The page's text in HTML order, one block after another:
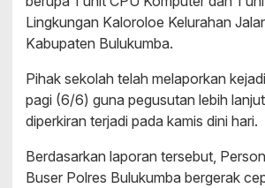
Lingkungan Kaloroloe Kelurahan
Kabupaten Bulukumba.
Pihak sekolah telah melaporkan
pagi (6/6) guna pegusutan lebih
diperkiran terjadi pada kamis dini hari.
Berdasarkan laporan tersebut,
Buser Polres Bulukumba bergerak